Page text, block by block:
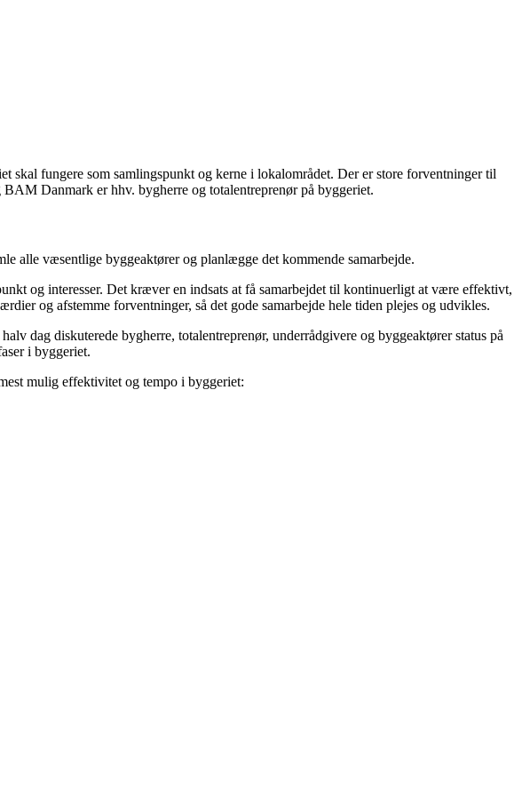
fungere som samlingspunkt og kerne i lokalområdet. Der er store forventninger til
Danmark er hhv. bygherre og totalentreprenør på byggeriet.
alle væsentlige byggeaktører og planlægge det kommende samarbejde.
og interesser. Det kræver en indsats at få samarbejdet til kontinuerligt at være effektivt,
og afstemme forventninger, så det gode samarbejde hele tiden plejes og udvikles.
dag diskuterede bygherre, totalentreprenør, underrådgivere og byggeaktører status på
i byggeriet.
mulig effektivitet og tempo i byggeriet: